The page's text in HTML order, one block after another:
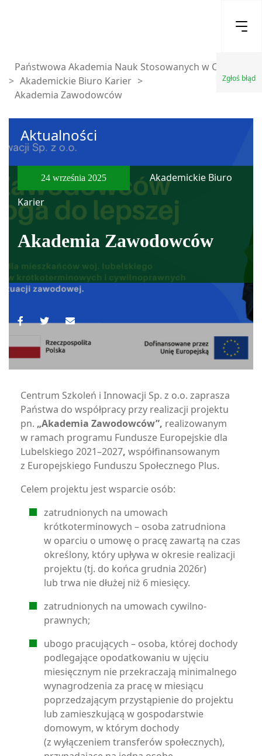
Zgłoś błąd
Państwowa Akademia Nauk Stosowanych w Chełmie
> Akademickie Biuro Karier >
Akademia Zawodowców
Aktualności
24 września 2025
Akademickie Biuro
Karier
Akademia Zawodowców
Centrum Szkoleń i Innowacji Sp. z o.o. zaprasza
Państwa do współpracy przy realizacji projektu
pn. „Akademia Zawodowców”, realizowanym
w ramach programu Fundusze Europejskie dla
Lubelskiego 2021–2027, współfinansowanym
z Europejskiego Funduszu Społecznego Plus.
Celem projektu jest wsparcie osób:
zatrudnionych na umowach
krótkoterminowych – osoba zatrudniona
w oparciu o umowę o pracę zawartą na czas
określony, który upływa w okresie realizacji
projektu (tj. do końca grudnia 2026r)
lub trwa nie dłużej niż 6 miesięcy.
zatrudnionych na umowach cywilno-
prawnych;
ubogo pracujących – osoba, której dochody
podlegające opodatkowaniu w ujęciu
miesięcznym nie przekraczają minimalnego
wynagrodzenia za pracę w miesiącu
poprzedzającym przystąpienie do projektu
lub zamieszkującą w gospodarstwie
domowym, w którym dochody
(z wyłączeniem transferów społecznych),